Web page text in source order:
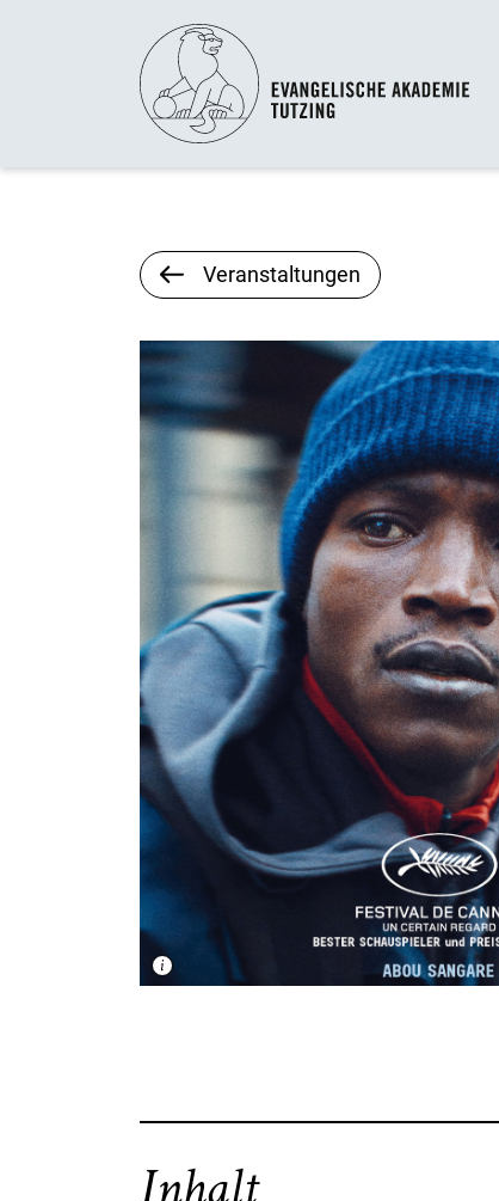
Veranstaltungen